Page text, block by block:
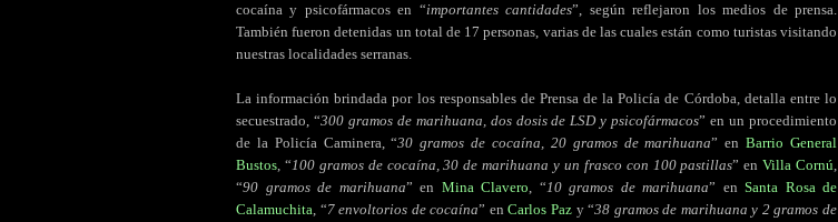
cocaína y psicofármacos en “importantes cantidades”, según reflejaron los medios de prensa.
También fueron detenidas un total de 17 personas, varias de las cuales están como turistas visitando
nuestras localidades serranas.
La información brindada por los responsables de Prensa de la Policía de Córdoba, detalla entre lo
secuestrado, “300 gramos de marihuana, dos dosis de LSD y psicofármacos” en un procedimiento
de la Policía Caminera, “30 gramos de cocaína, 20 gramos de marihuana” enBarrio General
Bustos, “100 gramos de cocaína, 30 de marihuana y un frasco con 100 pastillas” enVilla Cornú,
“90 gramos de marihuana” en Mina Clavero, “10 gramos de marihuana” en Santa Rosa de
Calamuchita, “7 envoltorios de cocaína” enCarlos Pazy “38 gramos de marihuana y 2 gramos de